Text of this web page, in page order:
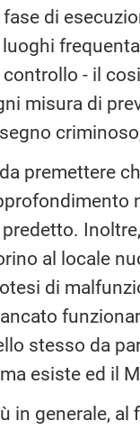
fase di
luoghi
controllo - il
misura di
premettere
predetto.
al locale
di
stesso da
esiste ed il
in generale,